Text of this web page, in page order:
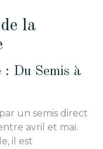
la
: Du Semis à
un semis direct
avril et mai.
il est